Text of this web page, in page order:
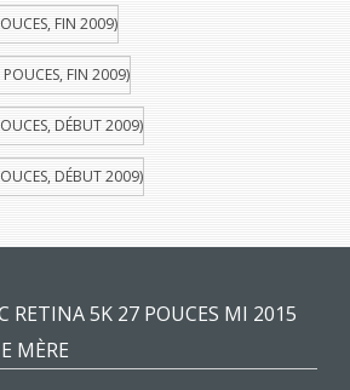
FIN 2009)
FIN 2009)
DÉBUT 2009)
DÉBUT 2009)
RETINA 5K 27 POUCES MI 2015
MÈRE